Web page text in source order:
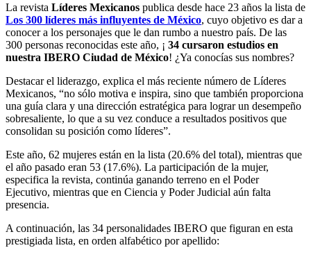
La revista Líderes Mexicanos publica desde hace 23 años la lista de
Los 300 líderes más influyentes de México, cuyo objetivo es dar a
conocer a los personajes que le dan rumbo a nuestro país. De las
300 personas reconocidas este año, ¡ 34 cursaron estudios en
nuestra IBERO Ciudad de México! ¿Ya conocías sus nombres?
Destacar el liderazgo, explica el más reciente número de Líderes
Mexicanos, “no sólo motiva e inspira, sino que también proporciona
una guía clara y una dirección estratégica para lograr un desempeño
sobresaliente, lo que a su vez conduce a resultados positivos que
consolidan su posición como líderes”.
Este año, 62 mujeres están en la lista (20.6% del total), mientras que
el año pasado eran 53 (17.6%). La participación de la mujer,
especifica la revista, continúa ganando terreno en el Poder
Ejecutivo, mientras que en Ciencia y Poder Judicial aún falta
presencia.
A continuación, las 34 personalidades IBERO que figuran en esta
prestigiada lista, en orden alfabético por apellido: